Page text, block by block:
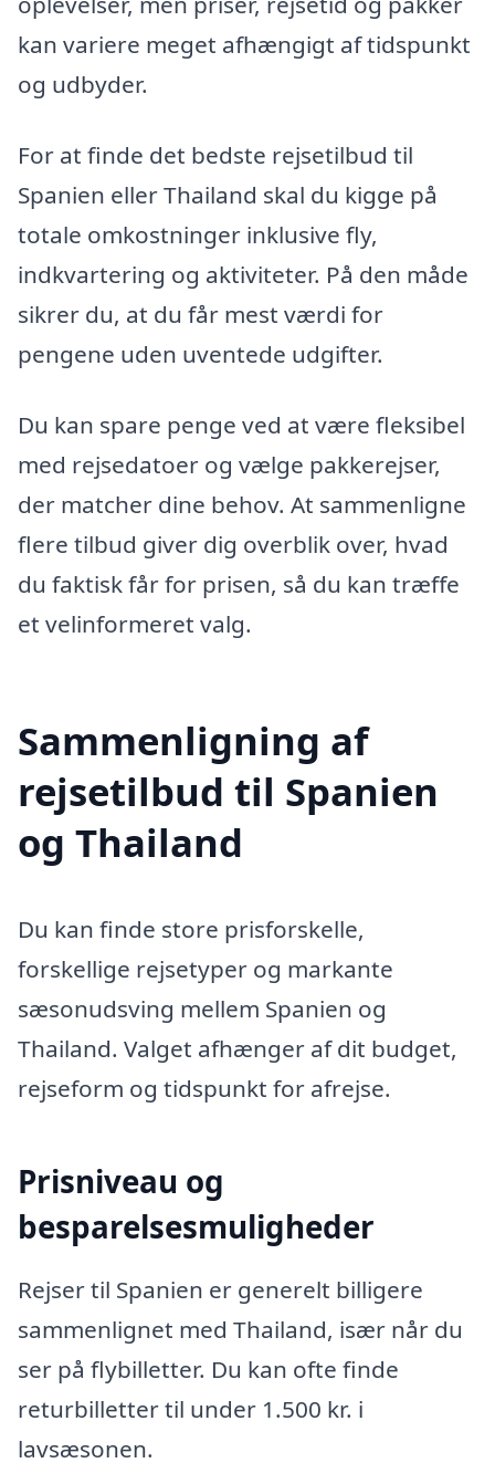
kan variere meget afhængigt af tidspunkt
og udbyder.
For at finde det bedste rejsetilbud til
Spanien eller Thailand skal du kigge på
totale omkostninger inklusive fly,
indkvartering og aktiviteter. På den måde
sikrer du, at du får mest værdi for
pengene uden uventede udgifter.
Du kan spare penge ved at være fleksibel
med rejsedatoer og vælge pakkerejser,
der matcher dine behov. At sammenligne
flere tilbud giver dig overblik over, hvad
du faktisk får for prisen, så du kan træffe
et velinformeret valg.
Sammenligning af
rejsetilbud til Spanien
og Thailand
Du kan finde store prisforskelle,
forskellige rejsetyper og markante
sæsonudsving mellem Spanien og
Thailand. Valget afhænger af dit budget,
rejseform og tidspunkt for afrejse.
Prisniveau og
besparelsesmuligheder
Rejser til Spanien er generelt billigere
sammenlignet med Thailand, især når du
ser på flybilletter. Du kan ofte finde
returbilletter til under 1.500 kr. i
lavsæsonen.